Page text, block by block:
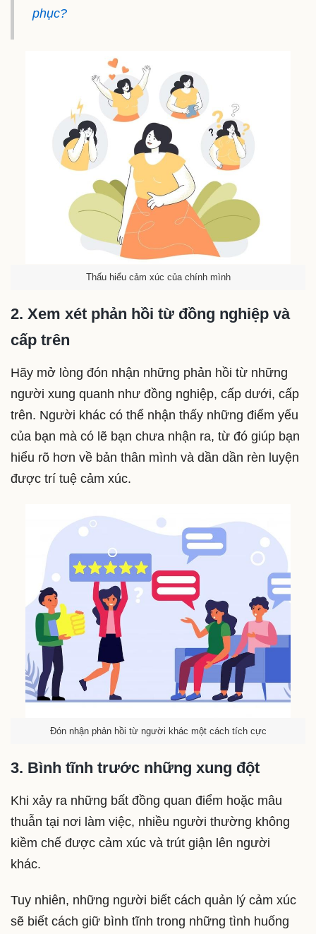
phục?
Thấu hiểu cảm xúc của chính mình
2. Xem xét phản hồi từ đồng nghiệp và
cấp trên
Hãy mở lòng đón nhận những phản hồi từ những
người xung quanh như đồng nghiệp, cấp dưới, cấp
trên. Người khác có thể nhận thấy những điểm yếu
của bạn mà có lẽ bạn chưa nhận ra, từ đó giúp bạn
hiểu rõ hơn về bản thân mình và dần dần rèn luyện
được trí tuệ cảm xúc.
Đón nhận phản hồi từ người khác một cách tích cực
3. Bình tĩnh trước những xung đột
Khi xảy ra những bất đồng quan điểm hoặc mâu
thuẫn tại nơi làm việc, nhiều người thường không
kiềm chế được cảm xúc và trút giận lên người
khác.
Tuy nhiên, những người biết cách quản lý cảm xúc
sẽ biết cách giữ bình tĩnh trong những tình huống